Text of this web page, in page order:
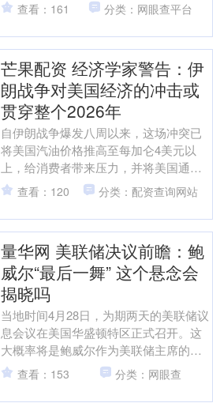
持续强劲增长....
查看：161 分类：网眼查平台
芒果配资 经济学家警告：伊
朗战争对美国经济的冲击或
贯穿整个2026年
自伊朗战争爆发八周以来，这场冲突已
将美国汽油价格推高至每加仑4美元以
上，给消费者带来压力，并将美国通胀
推升至近两年来的最高水平。 经济学家
警告称，即便战争很快结....
查看：120 分类：配资查询网站
量华网 美联储决议前瞻：鲍
威尔“最后一舞” 这个悬念会
揭晓吗
当地时间4月28日，为期两天的美联储议
息会议在美国华盛顿特区正式召开。这
大概率将是鲍威尔作为美联储主席的最
后一次会议。 市场普遍预期，美联储将
维持隔夜利率不变。....
查看：153 分类：网眼查